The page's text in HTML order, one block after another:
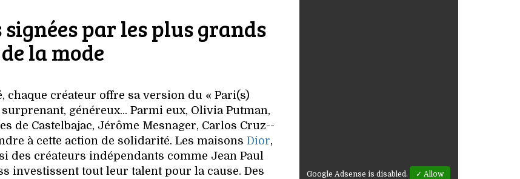
par les plus grands
la mode
créateur offre sa version du « Pari(s)
généreux... Parmi eux, Olivia Putman,
de Castelbajac, Jérôme Mesnager, Carlos Cruz-­
à cette action de solidarité. Les maisonsDior,
des créateurs indépendants comme Jean Paul
investissent tout leur talent pour la cause. Des
Google Adsense is disabled. ✓ Allow